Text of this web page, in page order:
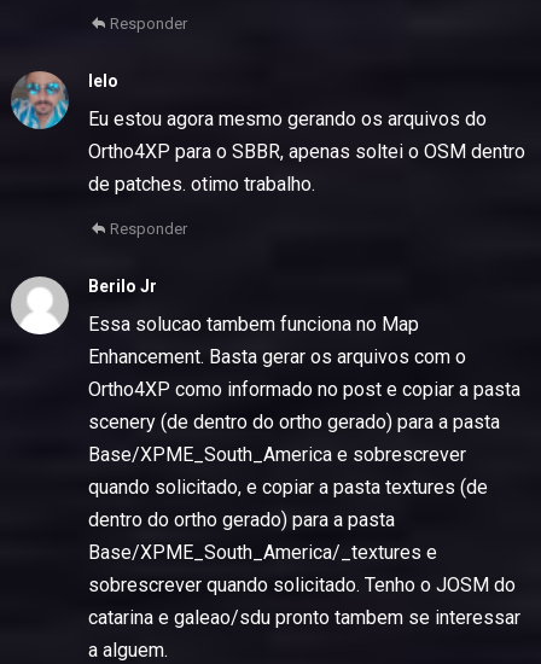
Responder
lelo
Eu estou agora mesmo gerando os arquivos do
Ortho4XP para o SBBR, apenas soltei o OSM dentro
de patches. otimo trabalho.
Responder
Berilo Jr
Essa solucao tambem funciona no Map
Enhancement. Basta gerar os arquivos com o
Ortho4XP como informado no post e copiar a pasta
scenery (de dentro do ortho gerado) para a pasta
Base/XPME_South_America e sobrescrever
quando solicitado, e copiar a pasta textures (de
dentro do ortho gerado) para a pasta
Base/XPME_South_America/_textures e
sobrescrever quando solicitado. Tenho o JOSM do
catarina e galeao/sdu pronto tambem se interessar
a alguem.